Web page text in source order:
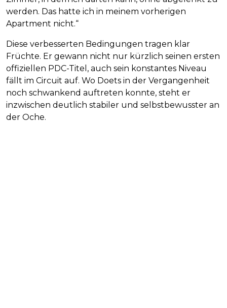
werden. Das hatte ich in meinem vorherigen
Apartment nicht.“
Diese verbesserten Bedingungen tragen klar
Früchte. Er gewann nicht nur kürzlich seinen ersten
offiziellen PDC-Titel, auch sein konstantes Niveau
fällt im Circuit auf. Wo Doets in der Vergangenheit
noch schwankend auftreten konnte, steht er
inzwischen deutlich stabiler und selbstbewusster an
der Oche.